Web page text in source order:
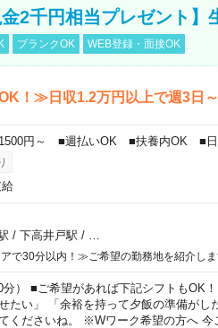
2千円相当プレゼント】
ブランクOK WEB登録・面接OK
！≫日収1.2万円以上で週3日～
1500円～ ■週払いOK ■扶養内OK ■日
/ 下高井戸駅 /
で30分以内！≫ご希望の勤務地を紹介しま
分） ■ご希望があれば下記シフトもOK
たい」 「余裕を持って夕飯の準備がし
くださいね。 ※Wワーク希望の方へ 今